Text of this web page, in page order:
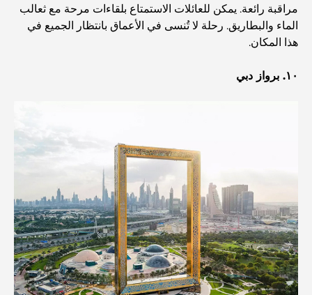
كيف تختار مستشارًا ماليًا في دبي؟
الطيران للمليارديرات
المدارس الهندية في دبي: الدليل الأمثل للآباء
Exploring The Most Iconic Landmarks In Abu
Dhabi
المدارس في أبوظبي: الدليل الأمثل لأفضل مدارس العاصمة
مراقبة رائعة. يمكن للعائلات الاستمتاع بلقاءات مرحة مع ثعالب
الماء والبطاريق. رحلة لا تُنسى في الأعماق بانتظار الجميع في
هذا المكان.
١٠. برواز دبي